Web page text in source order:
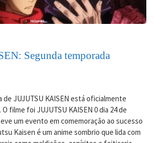
Segunda temporada
JUJUTSU KAISEN está oficialmente
filme foi JUJUTSU KAISEN 0 dia 24 de
um evento em comemoração ao sucesso
Kaisen é um anime sombrio que lida com